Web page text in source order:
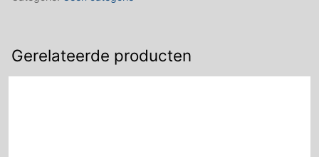
Gerelateerde producten